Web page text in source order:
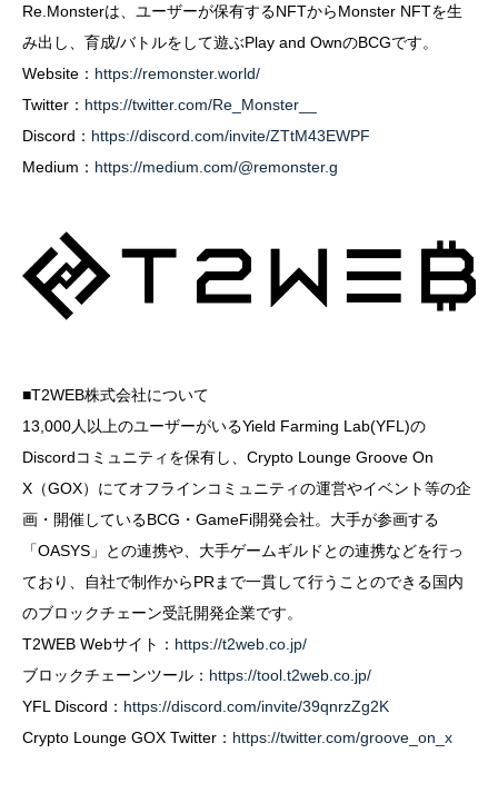
Re.Monsterは、ユーザーが保有するNFTからMonster NFTを生
み出し、育成/バトルをして遊ぶPlay and OwnのBCGです。
Website： https://remonster.world/
Twitter： https://twitter.com/Re_Monster__
Discord： https://discord.com/invite/ZTtM43EWPF
Medium： https://medium.com/@remonster.g
■T2WEB株式会社について
13,000人以上のユーザーがいるYield Farming Lab(YFL)の
Discordコミュニティを保有し、Crypto Lounge Groove On
X（GOX）にてオフラインコミュニティの運営やイベント等の企
画・開催しているBCG・GameFi開発会社。大手が参画する
「OASYS」との連携や、大手ゲームギルドとの連携などを行っ
ており、自社で制作からPRまで一貫して行うことのできる国内
のブロックチェーン受託開発企業です。
T2WEB Webサイト： https://t2web.co.jp/
ブロックチェーンツール： https://tool.t2web.co.jp/
YFL Discord： https://discord.com/invite/39qnrzZg2K
Crypto Lounge GOX Twitter： https://twitter.com/groove_on_x